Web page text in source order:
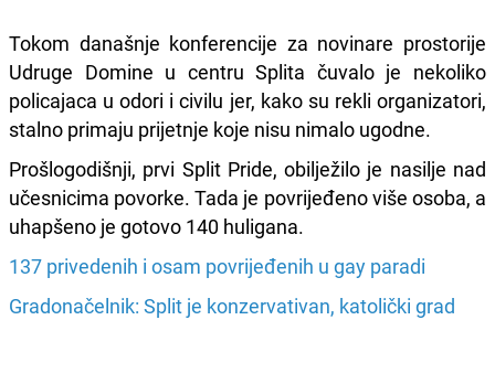
Tokom današnje konferencije za novinare prostorije
Udruge Domine u centru Splita čuvalo je nekoliko
policajaca u odori i civilu jer, kako su rekli organizatori,
stalno primaju prijetnje koje nisu nimalo ugodne.
Prošlogodišnji, prvi Split Pride, obilježilo je nasilje nad
učesnicima povorke. Tada je povrijeđeno više osoba, a
uhapšeno je gotovo 140 huligana.
137 privedenih i osam povrijeđenih u gay paradi
Gradonačelnik: Split je konzervativan, katolički grad